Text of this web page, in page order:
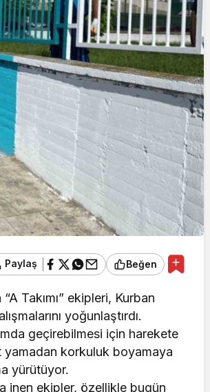
Paylaş Beğen
Takımı” ekipleri, Kurban
yoğunlaştırdı.
geçirebilmesi için harekete
yamadan korkuluk boyamaya
yürütüyor.
inen ekipler, özellikle bugün